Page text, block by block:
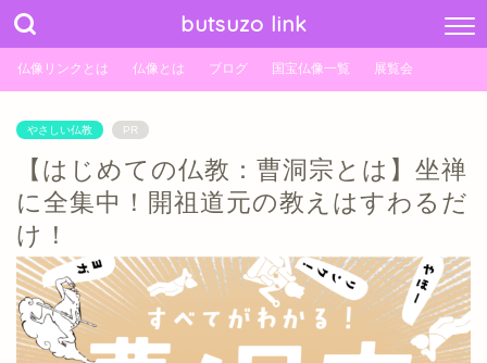
butsuzo link
仏像リンクとは 仏像とは ブログ 国宝仏像一覧 展覧会
やさしい仏教 PR
【はじめての仏教：曹洞宗とは】坐禅
に全集中！開祖道元の教えはすわるだ
け！